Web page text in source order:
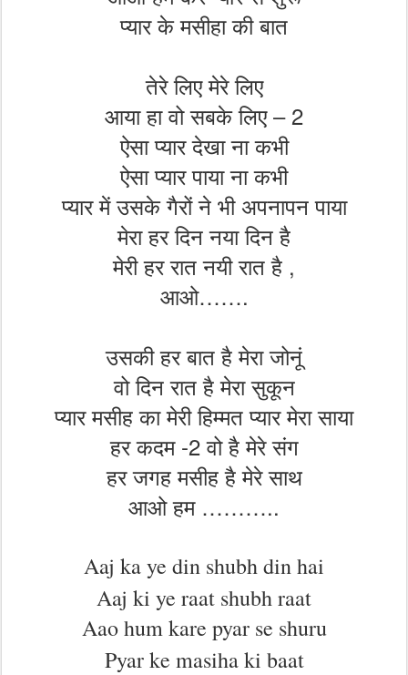
प्यार के मसीहा की बात
तेरे लिए मेरे लिए
आया हा वो सबके लिए – 2
ऐसा प्यार देखा ना कभी
ऐसा प्यार पाया ना कभी
प्यार में उसके गैरों ने भी अपनापन पाया
मेरा हर दिन नया दिन है
मेरी हर रात नयी रात है ,
आओ…….
उसकी हर बात है मेरा जोनूं
वो दिन रात है मेरा सुकून
प्यार मसीह का मेरी हिम्मत प्यार मेरा साया
हर कदम -2 वो है मेरे संग
हर जगह मसीह है मेरे साथ
आओ हम ………..
Aaj ka ye din shubh din hai
Aaj ki ye raat shubh raat
Aao hum kare pyar se shuru
Pyar ke masiha ki baat